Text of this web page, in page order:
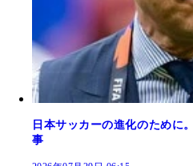
日本サッカーの進化のために
事